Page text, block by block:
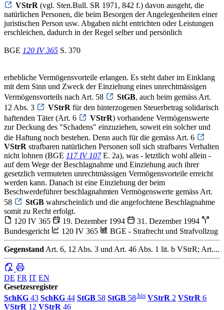
VStrR (vgl. Sten.Bull. SR 1971, 842 f.) davon ausgeht, die
natürlichen Personen, die beim Besorgen der Angelegenheiten einer
juristischen Person usw. Abgaben nicht entrichten oder Leistungen
erschleichen, dadurch in der Regel selber und persönlich
BGE 120 IV 365 S. 370
erhebliche Vermögensvorteile erlangen. Es steht daher im Einklang
mit dem Sinn und Zweck der Einziehung eines unrechtmässigen
Vermögensvorteils nach Art. 58
StGB, auch beim gemäss Art.
12 Abs. 3
VStrR für den hinterzogenen Steuerbetrag solidarisch
haftenden Täter (Art. 6
VStrR) vorhandene Vermögenswerte
zur Deckung des "Schadens" einzuziehen, soweit ein solcher und
die Haftung noch bestehen. Denn auch für die gemäss Art. 6
VStrR strafbaren natürlichen Personen soll sich strafbares Verhalten
nicht lohnen (BGE 117 IV 107E. 2a), was - letztlich wohl allein -
auf dem Wege der Beschlagnahme und Einziehung auch ihrer
gesetzlich vermuteten unrechtmässigen Vermögensvorteile erreicht
werden kann. Danach ist eine Einziehung der beim
Beschwerdeführer beschlagnahmten Vermögenswerte gemäss Art.
58
StGB wahrscheinlich und die angefochtene Beschlagnahme
somit zu Recht erfolgt.
120 IV 365
19. Dezember 1994
31. Dezember 1994
Bundesgericht
120 IV 365 BGE - Strafrecht und Strafvollzug
Gegenstand Art. 6, 12 Abs. 3 und Art. 46 Abs. 1 lit. b VStrR; Art....
DE FR IT EN
Gesetzesregister
SchKG 43 SchKG 44 StGB 58 StGB 58 bis VStrR 2 VStrR 6
VStrR 12 VStrR 46